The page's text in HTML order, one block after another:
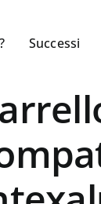
Successi